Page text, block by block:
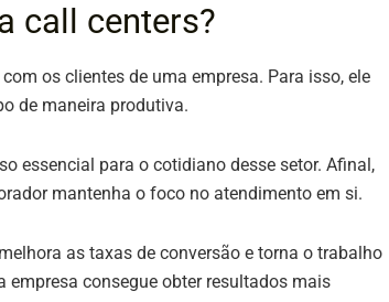
call centers?
os clientes de uma empresa. Para isso, ele
de maneira produtiva.
essencial para o cotidiano desse setor. Afinal,
mantenha o foco no atendimento em si.
as taxas de conversão e torna o trabalho
empresa consegue obter resultados mais